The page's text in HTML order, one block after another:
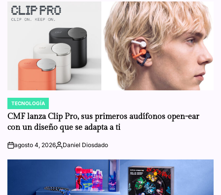
POSTED
IN
TECNOLOGÍA
CMF lanza Clip Pro, sus primeros audífonos open-ear
con un diseño que se adapta a ti
onagosto 4, 2026Posted
Daniel Diosdado